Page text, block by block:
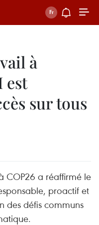
à
est
sur tous
COP26 a réaffirmé le
proactif et
des défis communs